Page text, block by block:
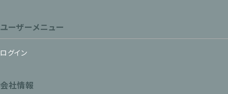
ユーザーメニュー
ログイン
会社情報